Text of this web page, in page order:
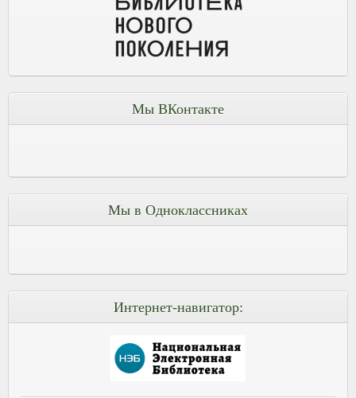
Мы ВКонтакте
Мы в Одноклассниках
Интернет-навигатор: